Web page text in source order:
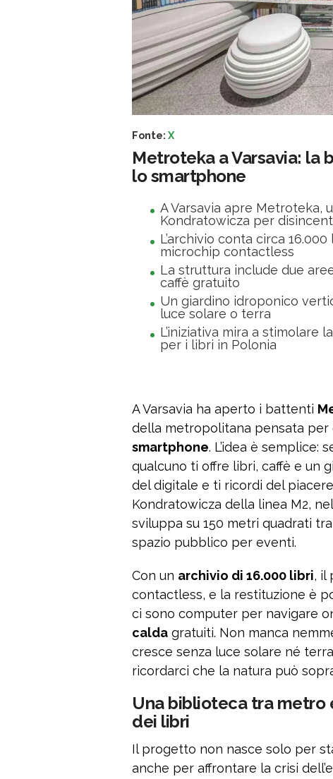
Fonte: X
Metroteka a Varsavia:
lo smartphone
A Varsavia apre Metroteka,
Kondratowicza per
L’archivio conta circa
microchip contactless
La struttura include due
caffè gratuito
Un giardino idroponico
luce solare o terra
L’iniziativa mira a stimolare
per i libri in Polonia
A Varsavia ha aperto i battenti
della metropolitana pensata per
smartphone. L’idea è semplice:
qualcuno ti offre libri, caffè e un
del digitale e ti ricordi del
Kondratowicza della linea M2,
sviluppa su 150 metri quadrati
spazio pubblico per eventi.
Con un archivio di 16.000 libri, il
contactless, e la restituzione è
ci sono computer per navigare
calda gratuiti. Non manca
cresce senza luce solare né
ricordarci che la natura può
Una biblioteca tra metro
dei libri
Il progetto non nasce solo per
anche per affrontare la crisi